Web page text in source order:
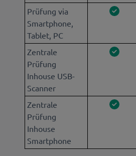
Prüfung via
Smartphone,
Tablet, PC
Zentrale
Prüfung
Inhouse USB-
Scanner
Zentrale
Prüfung
Inhouse
Smartphone